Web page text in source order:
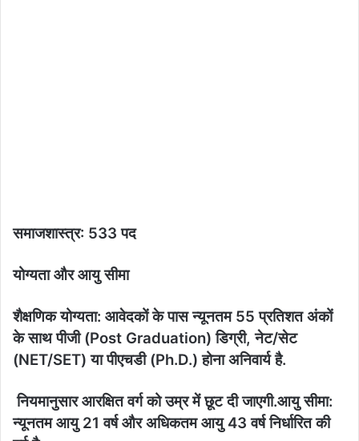
​समाजशास्त्र: 533 पद
योग्यता और आयु सीमा
​शैक्षणिक योग्यता: आवेदकों के पास न्यूनतम 55 प्रतिशत अंकों
के साथ पीजी (Post Graduation) डिग्री, नेट/सेट
(NET/SET) या पीएचडी (Ph.D.) होना अनिवार्य है.
नियमानुसार आरक्षित वर्ग को उम्र में छूट दी जाएगी.आयु सीमा:
न्यूनतम आयु 21 वर्ष और अधिकतम आयु 43 वर्ष निर्धारित की